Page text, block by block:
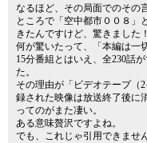
なるほど、その局面でのその
ところで「空中都市００８」
きたんですけど、驚きました！
何が驚いたって、「本編は一
15分番組とはいえ、全230話
た。
その理由が「ビデオテープ（
録された映像は放送終了後に
ってのがまた凄い。
ある意味贅沢ですよね。
でも、これじゃ引用できませ